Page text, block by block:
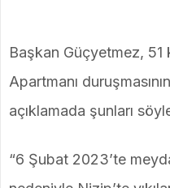
Başkan Güçyetmez,
Apartmanı
açıklamada şunları
“6 Şubat 2023’te